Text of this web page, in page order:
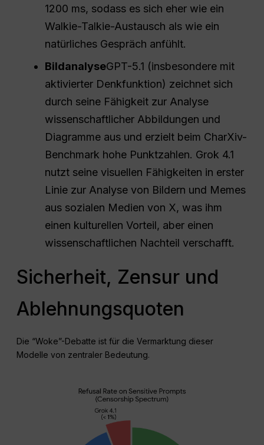
1200 ms, sodass es sich eher wie ein
Walkie-Talkie-Austausch als wie ein
natürliches Gespräch anfühlt.
BildanalyseGPT-5.1 (insbesondere mit
aktivierter Denkfunktion) zeichnet sich
durch seine Fähigkeit zur Analyse
wissenschaftlicher Abbildungen und
Diagramme aus und erzielt beim CharXiv-
Benchmark hohe Punktzahlen. Grok 4.1
nutzt seine visuellen Fähigkeiten in erster
Linie zur Analyse von Bildern und Memes
aus sozialen Medien von X, was ihm
einen kulturellen Vorteil, aber einen
wissenschaftlichen Nachteil verschafft.
Sicherheit, Zensur und
Ablehnungsquoten
Die “Woke”-Debatte ist für die Vermarktung dieser
Modelle von zentraler Bedeutung.